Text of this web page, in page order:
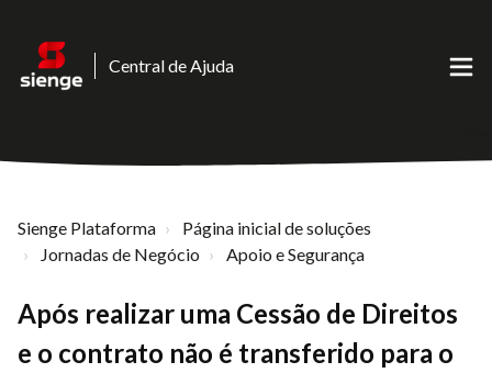
Central de Ajuda
Sienge Plataforma
Página inicial de soluções
Jornadas de Negócio
Apoio e Segurança
Após realizar uma Cessão de Direitos
e o contrato não é transferido para o